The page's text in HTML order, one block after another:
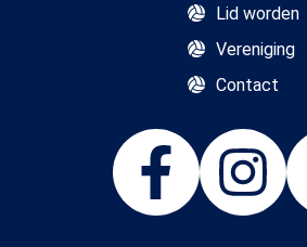
Lid worden
Vereniging
Contact